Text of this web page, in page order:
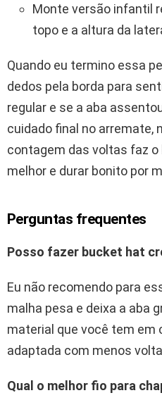
Monte versão infantil
topo e a altura da
Quando eu termino essa
dedos pela borda para
regular e se a aba
cuidado final no arremate,
contagem das voltas faz
melhor e durar bonito por
Perguntas frequentes
Posso fazer bucket hat
Eu não recomendo para
malha pesa e deixa a aba
material que você tem em
adaptada com menos
Qual o melhor fio para